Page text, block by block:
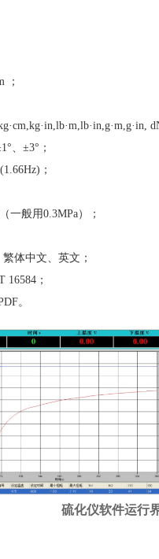
；
lb·m,lb·in,g·m,g·in,
、±3°；
；
一般用0.3MPa）；
体中文、英文；
16584；
。
硫化仪软件运行